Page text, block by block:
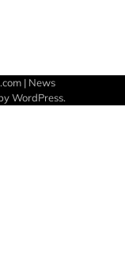
| News
WordPress.